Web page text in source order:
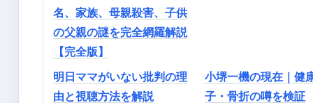
名、家族、母親殺害、子供
の父親の謎を完全網羅解説
【完全版】
明日ママがいない批判の理
由と視聴方法を解説
小堺一機の現在｜健
子・骨折の噂を検証